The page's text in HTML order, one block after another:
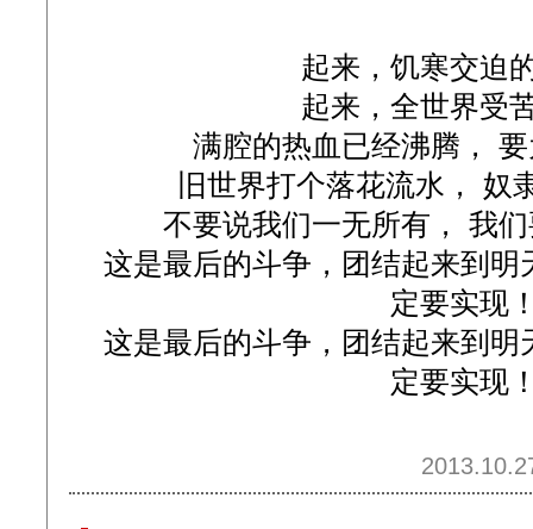
起来，饥寒交迫
起来，全世界受
满腔的热血已经沸腾，
旧世界打个落花流水， 奴
不要说我们一无所有， 我
这是最后的斗争，团结起来到明
定要实现
这是最后的斗争，团结起来到明
定要实现